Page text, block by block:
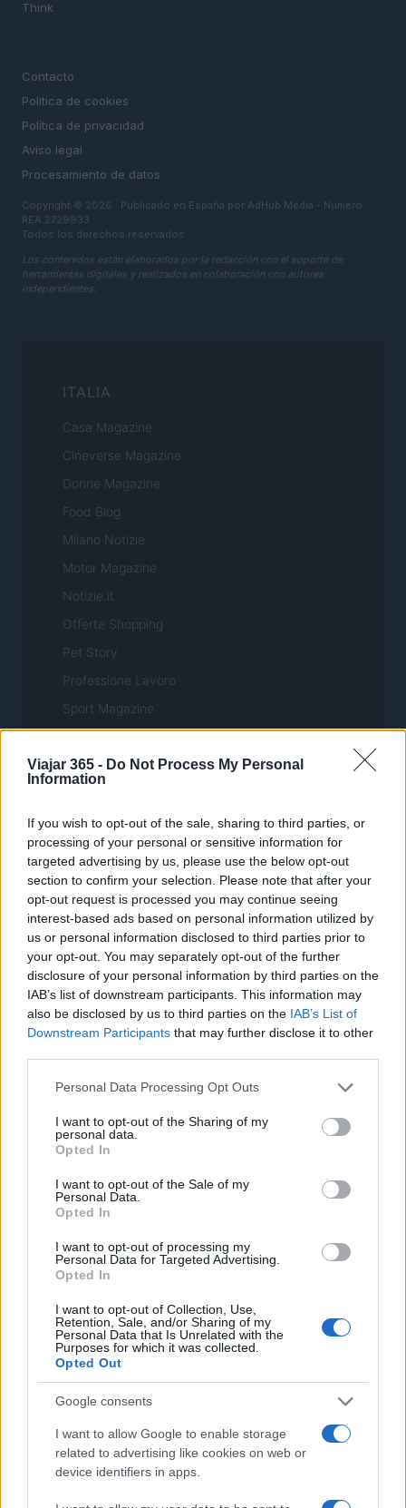
Viajar 365 - Do Not Process My Personal
Information
If you wish to opt-out of the sale, sharing to third parties, or
processing of your personal or sensitive information for
targeted advertising by us, please use the below opt-out
section to confirm your selection. Please note that after your
opt-out request is processed you may continue seeing
interest-based ads based on personal information utilized by
us or personal information disclosed to third parties prior to
your opt-out. You may separately opt-out of the further
disclosure of your personal information by third parties on the
IAB’s list of downstream participants. This information may
also be disclosed by us to third parties on the IAB’s List of
Downstream Participants that may further disclose it to other
Please note that this website/app uses one or more Google
not limited to your visit or usage behaviour. You may click to
grant or deny consent to Google and its third-party tags to
use your data for below specified purposes in below Google
consent section.
Personal Data Processing Opt Outs
I want to opt-out of the Sharing of my
personal data.
Opted In
I want to opt-out of the Sale of my
Personal Data.
Opted In
I want to opt-out of processing my
Personal Data for Targeted Advertising.
Opted In
I want to opt-out of Collection, Use,
Retention, Sale, and/or Sharing of my
Personal Data that Is Unrelated with the
Purposes for which it was collected.
Opted Out
Google consents
I want to allow Google to enable storage
related to advertising like cookies on web or
device identifiers in apps.
Think
Contacto
Politica de cookies
Política de privacidad
Aviso legal
Procesamiento de datos
Copyright © 2026 · Publicado en España por AdHub Media - Numero
REA 2729933
Todos los derechos reservados
Los contenidos están elaborados por la redacción con el soporte de
herramientas digitales y realizados en colaboración con autores
independientes.
ITALIA
Casa Magazine
Cineverse Magazine
Donne Magazine
Food Blog
Milano Notizie
Motor Magazine
Notizie.it
Offerte Shopping
Pet Story
Professione Lavoro
Sport Magazine
Style24
Think.it
Viaggiamo
Nonne Magazine
Milano Cortina
Luxury Club
Il Calcio Online
Professione mamma
World Music
Investimenti Magazine
People Magazine
Day Travel
Tutto Gaming
ESG 365
Food Wiki
FuturoDonna
SecondHomeMagazine
Actualidad
Finanzas 24